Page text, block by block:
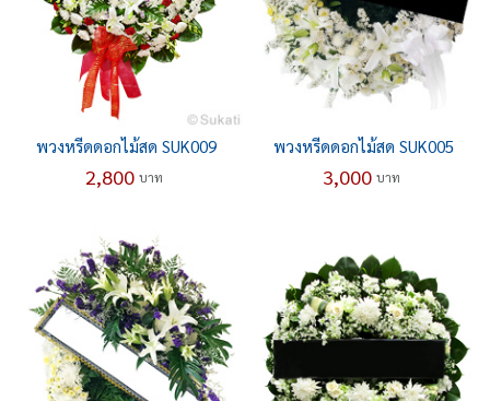
พวงหรีดดอกไม้สด SUK009
2,800 บาท
พวงหรีดดอกไม้สด SUK005
3,000 บาท